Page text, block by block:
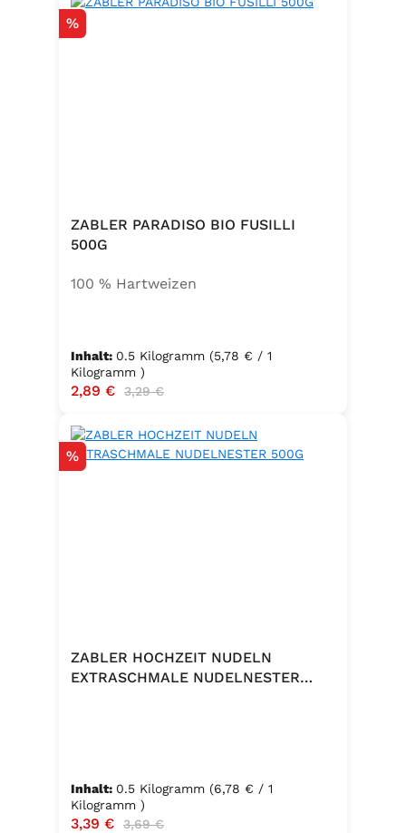
Rabatt
%
ZABLER PARADISO BIO FUSILLI
500G
100 % Hartweizen
Inhalt: 0.5 Kilogramm (5,78 € / 1
Kilogramm )
Verkaufspreis:
2,89 € Regulärer Preis:
3,29 €
Rabatt
%
ZABLER HOCHZEIT NUDELN
EXTRASCHMALE NUDELNESTER
Inhalt: 0.5 Kilogramm (6,78 € / 1
Kilogramm )
Verkaufspreis:
3,39 € Regulärer Preis:
3,69 €